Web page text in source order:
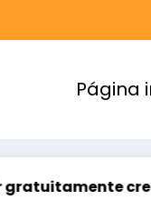
Página
digital